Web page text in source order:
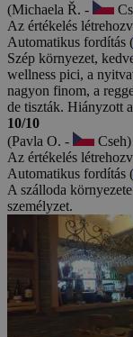
(Michaela Ř. -
Az értékelés
Automatikus fordítás (
Szép környezet,
wellness pici, a
nagyon finom, a
de tiszták. Hiányzott
10/10
(Pavla O. -
Cseh)
Az értékelés
Automatikus fordítás (
A szálloda
személyzet.